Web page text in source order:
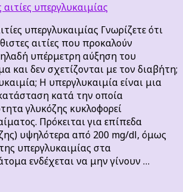
ασυνήθιστες
αιτίες
υπεργλυκαιμίας
υπεργλυκαιμίας Γνωρίζετε ότι
αιτίες που προκαλούν
υπέρμετρη αύξηση του
και δεν σχετίζονται με τον διαβήτη;
Η υπεργλυκαιμία είναι μια
κατά την οποία
γλυκόζης κυκλοφορεί
Πρόκειται για επίπεδα
υψηλότερα από 200 mg/dl, όμως
υπεργλυκαιμίας στα
ενδέχεται να μην γίνουν …